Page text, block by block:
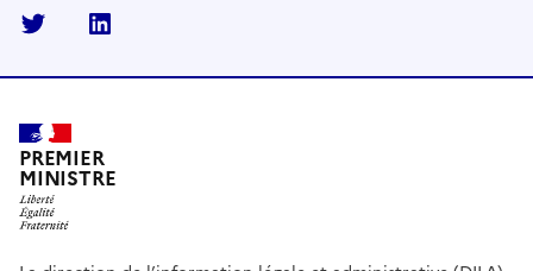
Twitter
PREMIER
MINISTRE